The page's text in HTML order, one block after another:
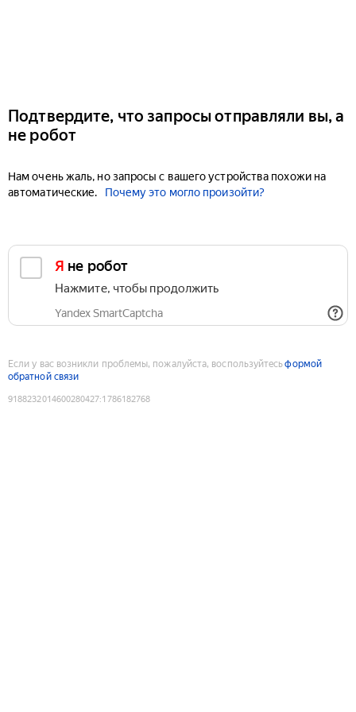
Подтвердите, что запросы отправляли вы, а
не робот
Нам очень жаль, но запросы с вашего устройства похожи на
автоматические.
Почему это могло произойти?
Я не робот
Нажмите, чтобы продолжить
Yandex SmartCaptcha
Если у вас возникли проблемы, пожалуйста, воспользуйтесьформой
обратной связи
9188232014600280427:1786182768